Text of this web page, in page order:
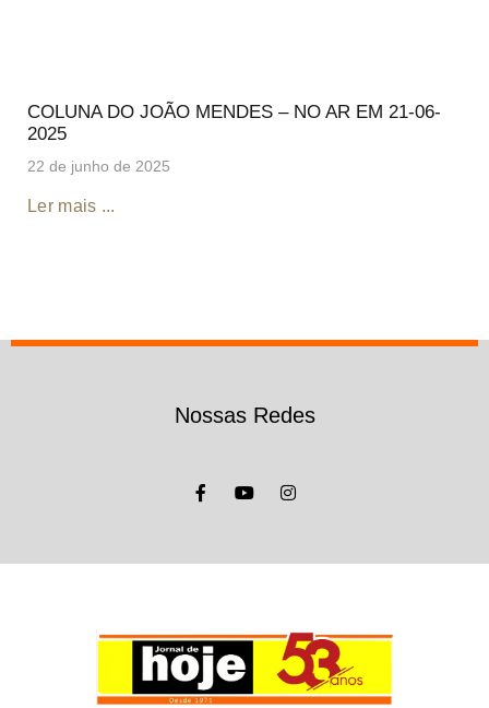
COLUNA DO JOÃO MENDES – NO AR EM 21-06-
2025
22 de junho de 2025
Ler mais ...
Nossas Redes